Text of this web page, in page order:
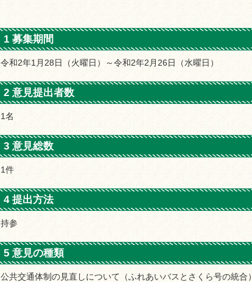
1 募集期間
令和2年1月28日（火曜日）～令和2年2月26日（水曜日）
2 意見提出者数
1名
3 意見総数
1件
4 提出方法
持参
5 意見の種類
公共交通体制の見直しについて（ふれあいバスとさくら号の統合）